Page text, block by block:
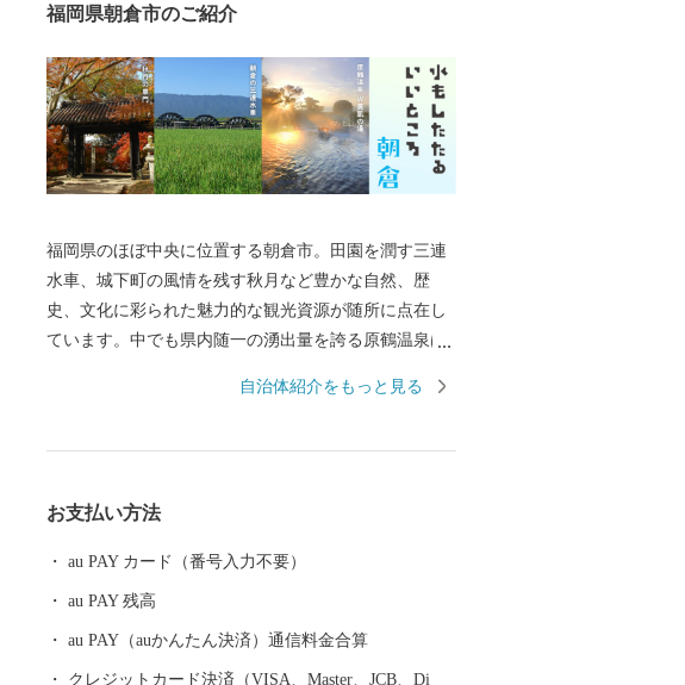
福岡県朝倉市のご紹介
福岡県のほぼ中央に位置する朝倉市。田園を潤す三連
水車、城下町の風情を残す秋月など豊かな自然、歴
史、文化に彩られた魅力的な観光資源が随所に点在し
ています。中でも県内随一の湧出量を誇る原鶴温泉は
ある鵜飼は全国的に有名で奈良時代からおこなわれて
自治体紹介をもっと見る
お支払い方法
au PAY カード（番号入力不要）
au PAY 残高
au PAY（auかんたん決済）通信料金合算
クレジットカード決済（VISA、Master、JCB、Di